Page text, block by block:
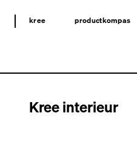
kree productkompas
Kree interieur